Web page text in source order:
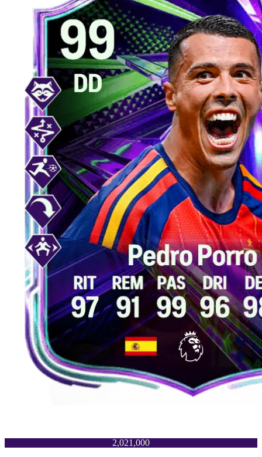
2,021,000